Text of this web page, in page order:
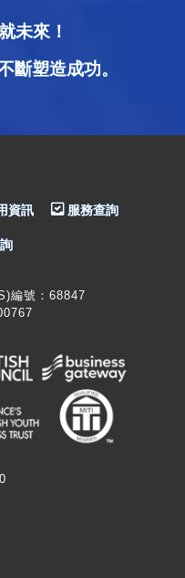
未來！
斷塑造成功。
資訊 服務查詢
編號：68847